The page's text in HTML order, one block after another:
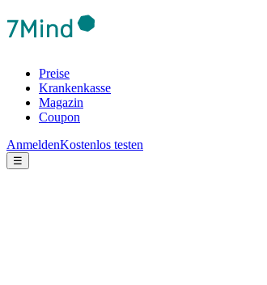
Preise
Krankenkasse
Magazin
Coupon
AnmeldenKostenlos testen
☰